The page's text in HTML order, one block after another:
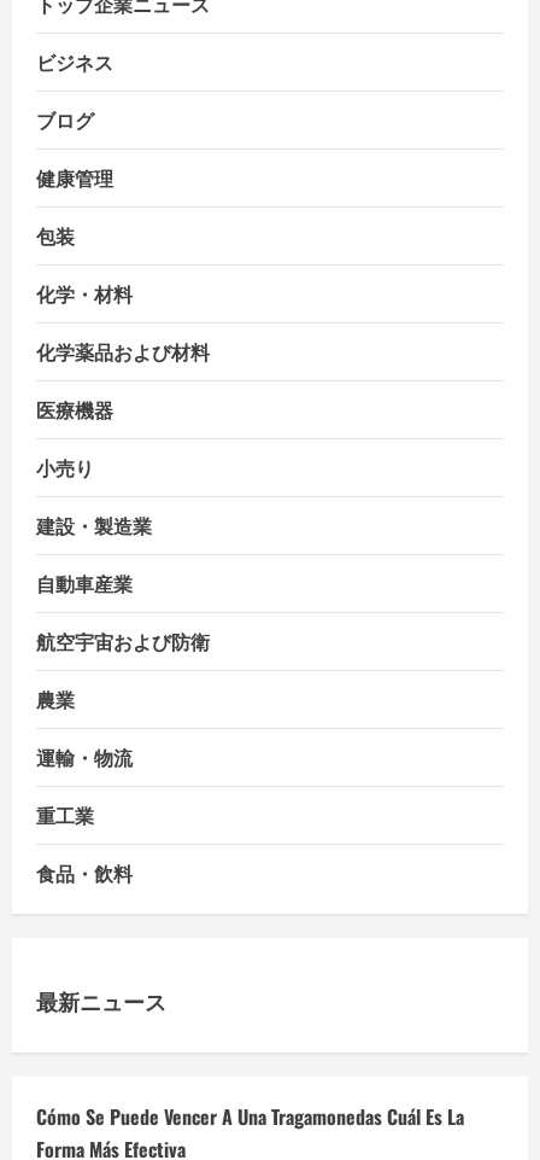
ビジネス
ブログ
健康管理
包装
化学・材料
化学薬品および材料
医療機器
小売り
建設・製造業
自動車産業
航空宇宙および防衛
農業
運輸・物流
重工業
食品・飲料
最新ニュース
Cómo Se Puede Vencer A Una Tragamonedas Cuál Es La
Forma Más Efectiva